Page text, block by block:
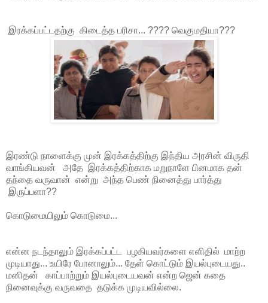
இரக்கப்பட்டதற்கு கிடைத்த பரிசா... ???? வெகுமதியா???
இரண்டு நாளைக்கு முன் இரக்கத்திற்கு இந்திய அரசின் விருதி
வாங்கியவன் அதே இரக்கத்திற்காக மறுநாளே பினமாக தன்
தந்தை வருவான் என்று அந்த பெண் நினைத்து பார்த்து
இருப்பளா??
கொடுமையிலும் கொடுமை...
என்ன நடந்தாலும் இரக்கப்பட்ட பழகியவர்களை எளிதில் மாற்ற
முடியாது... உயிரே போனாலும்... தேள் கொட்டும் இயல்புடையது..
மனிதன் காப்பாற்றும் இயல்புடையவன் என்ற ஜென் கதை
நினைவுக்கு வருவதை தடுக்க முடியவில்லை.